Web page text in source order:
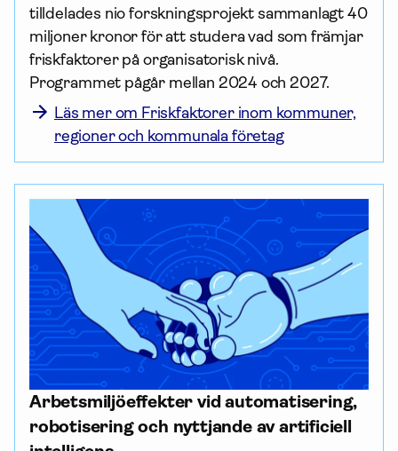
tilldelades nio forsknings­projekt sammanlagt 40
miljoner kronor för att studera vad som främjar
friskfaktorer på organisatorisk nivå.
Programmet pågår mellan 2024 och 2027.
Läs mer om Friskfaktorer inom kommuner,
regioner och kommunala företag
Arbetsmiljöeffekter vid automatisering,
robotisering och nyttjande av artificiell